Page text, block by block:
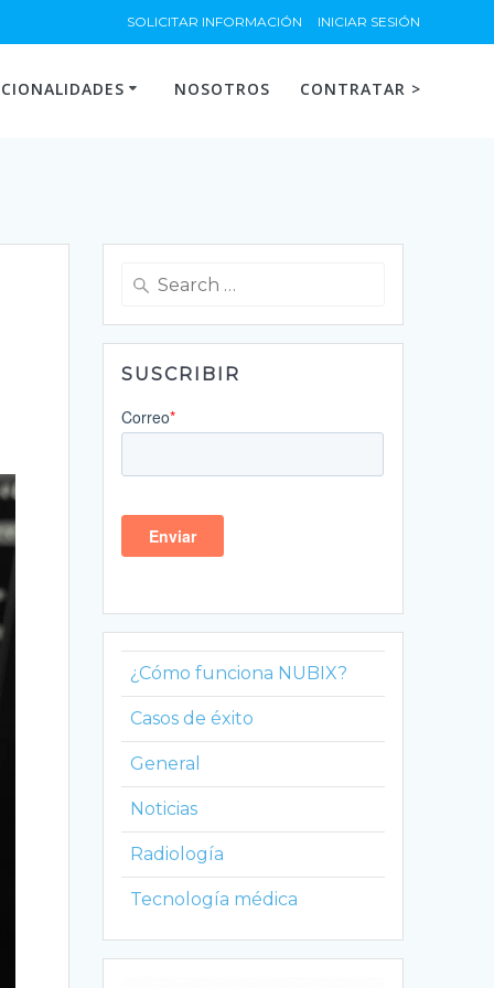
SOLICITAR INFORMACIÓN INICIAR SESIÓN
NOSOTROS CONTRATAR >
Search
SUSCRIBIR
¿Cómo funciona NUBIX?
Casos de éxito
General
Noticias
Radiología
Tecnología médica